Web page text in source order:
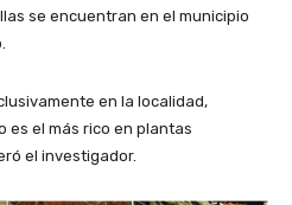
se encuentran en el municipio
en la localidad,
el más rico en plantas
el investigador.